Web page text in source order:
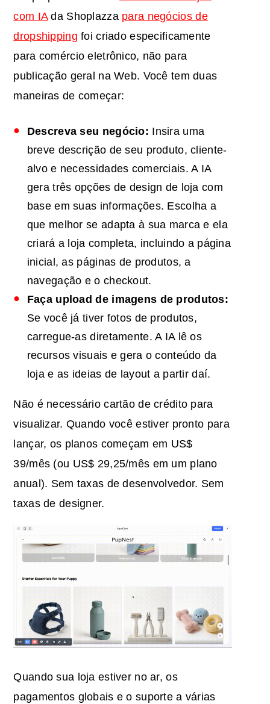
com IAda Shoplazza para negócios de
dropshipping foi criado especificamente
para comércio eletrônico, não para
publicação geral na Web. Você tem duas
maneiras de começar:
Descreva seu negócio: Insira uma
breve descrição de seu produto, cliente-
alvo e necessidades comerciais. A IA
gera três opções de design de loja com
base em suas informações. Escolha a
que melhor se adapta à sua marca e ela
criará a loja completa, incluindo a página
inicial, as páginas de produtos, a
navegação e o checkout.
Faça upload de imagens de produtos:
Se você já tiver fotos de produtos,
carregue-as diretamente. A IA lê os
recursos visuais e gera o conteúdo da
loja e as ideias de layout a partir daí.
Não é necessário cartão de crédito para
visualizar. Quando você estiver pronto para
lançar, os planos começam em US$
39/mês (ou US$ 29,25/mês em um plano
anual). Sem taxas de desenvolvedor. Sem
taxas de designer.
Quando sua loja estiver no ar, os
pagamentos globais e o suporte a várias